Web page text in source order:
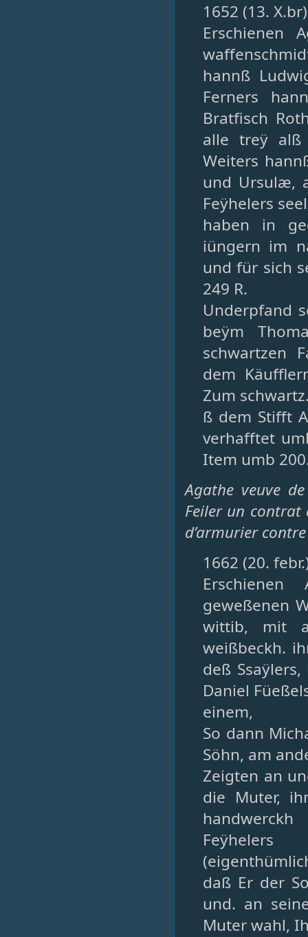
1652 (13.
Erschienen
hannß
Ferners
Bratfisch
alle treÿ alß
Weiters
und Ursulæ,
Feÿhelers
haben in
iüngern im
und für sich
249 R.
Underpfand
beÿm
schwartzen
dem
Zum
ß dem Stifft
verhafftet
Item umb
Agathe veuve
Feiler un
d’armurier
1662 (20.
geweßenen
wittib, mit
weißbeckh.
deß
Daniel
einem,
So dann
Söhn, am
Zeigten an
die Muter,
Feÿhelers
daß Er der
und. an
Muter wahl,